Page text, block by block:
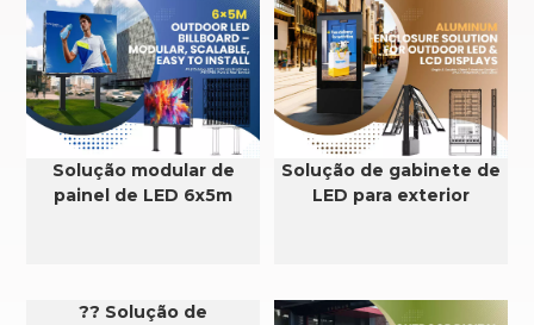
Solução modular de
painel de LED 6x5m
Solução de gabinete de
LED para exterior
?? Solução de